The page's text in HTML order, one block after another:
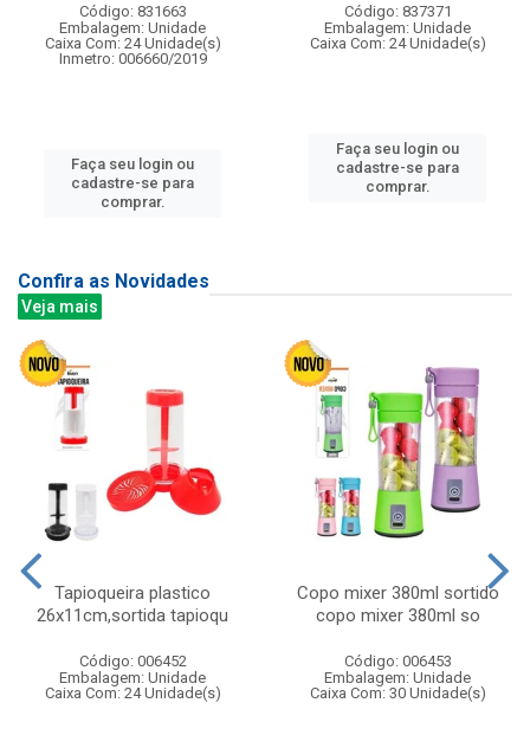
Código: 831663
Embalagem: Unidade
Caixa Com: 24 Unidade(s)
Inmetro: 006660/2019
Faça seu login ou
cadastre-se para
comprar.
Código: 837371
Embalagem: Unidade
Caixa Com: 24 Unidade(s)
Faça seu login ou
cadastre-se para
comprar.
Confira as Novidades
Veja mais
Tapioqueira plastico
26x11cm,sortida tapioqu
Código: 006452
Embalagem: Unidade
Caixa Com: 24 Unidade(s)
Copo mixer 380ml sortido
copo mixer 380ml so
Código: 006453
Embalagem: Unidade
Caixa Com: 30 Unidade(s)